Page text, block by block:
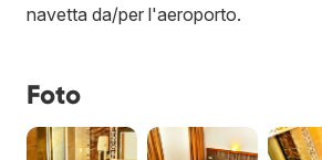
navetta da/per l'aeroporto.
Foto